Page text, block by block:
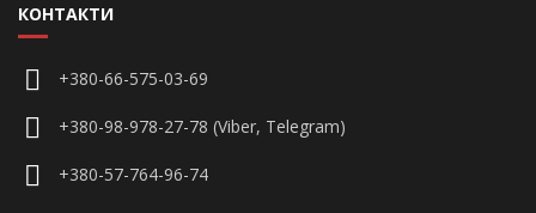
КОНТАКТИ
+380-66-575-03-69
+380-98-978-27-78 (Viber, Telegram)
+380-57-764-96-74